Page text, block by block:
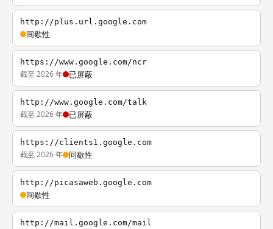
http://plus.url.google.com
间歇性
https://www.google.com/ncr
截至 2026 年 已屏蔽
http://www.google.com/talk
截至 2026 年 已屏蔽
https://clients1.google.com
截至 2026 年 间歇性
http://picasaweb.google.com
间歇性
http://mail.google.com/mail